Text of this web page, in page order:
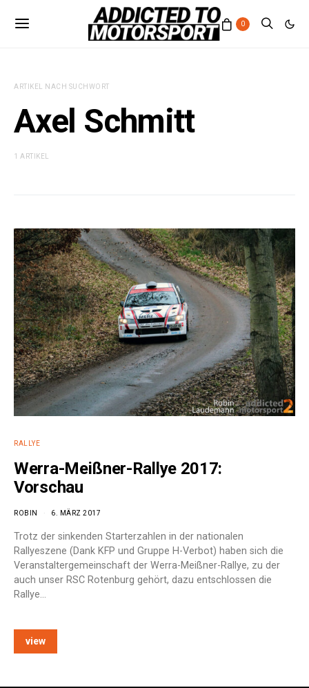
0
ARTIKEL NACH SUCHWORT
Axel Schmitt
1 ARTIKEL
RALLYE
Werra-Meißner-Rallye 2017:
Vorschau
ROBIN 6. MÄRZ 2017
Trotz der sinkenden Starterzahlen in der nationalen
Rallyeszene (Dank KFP und Gruppe H-Verbot) haben sich die
Veranstaltergemeinschaft der Werra-Meißner-Rallye, zu der
auch unser RSC Rotenburg gehört, dazu entschlossen die
Rallye…
view